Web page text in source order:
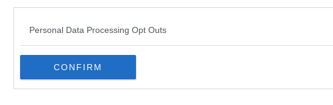
Personal Data Processing Opt Outs
CONFIRM
​Benzina, gasolio, gpl, ecco dove risparmiare